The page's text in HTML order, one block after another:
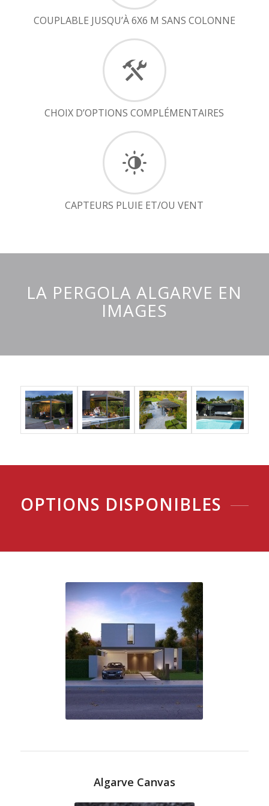
COUPLABLE JUSQU’À 6X6 M SANS COLONNE
CHOIX D’OPTIONS COMPLÉMENTAIRES
CAPTEURS PLUIE ET/OU VENT
LA PERGOLA ALGARVE EN
IMAGES
OPTIONS DISPONIBLES
Algarve Canvas